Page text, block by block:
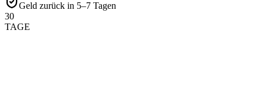
Geld zurück in 5–7 Tagen
30
TAGE